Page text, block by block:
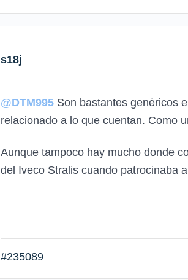
s18j
@DTM995 Son bastantes genéricos
relacionado a lo que cuentan. Como
Aunque tampoco hay mucho donde
del Iveco Stralis cuando patrocinaba
#235089